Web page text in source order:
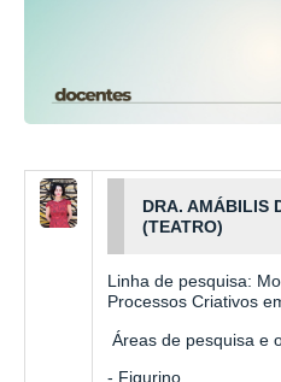
DRA. AMÁBILIS
(TEATRO)
Linha de pesquisa:
Processos Criativos
Áreas de pesquisa e
- Figurino